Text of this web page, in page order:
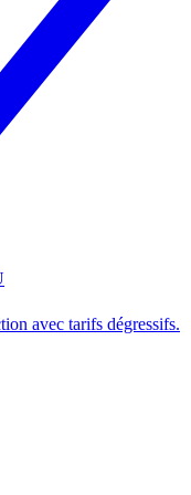
avec tarifs dégressifs.